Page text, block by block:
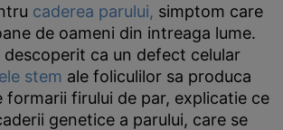
caderea parului, simptom care
de oameni din intreaga lume.
ca un defect celular
stem ale foliculilor sa produca
formarii firului de par, explicatie ce
genetice a parului, care se